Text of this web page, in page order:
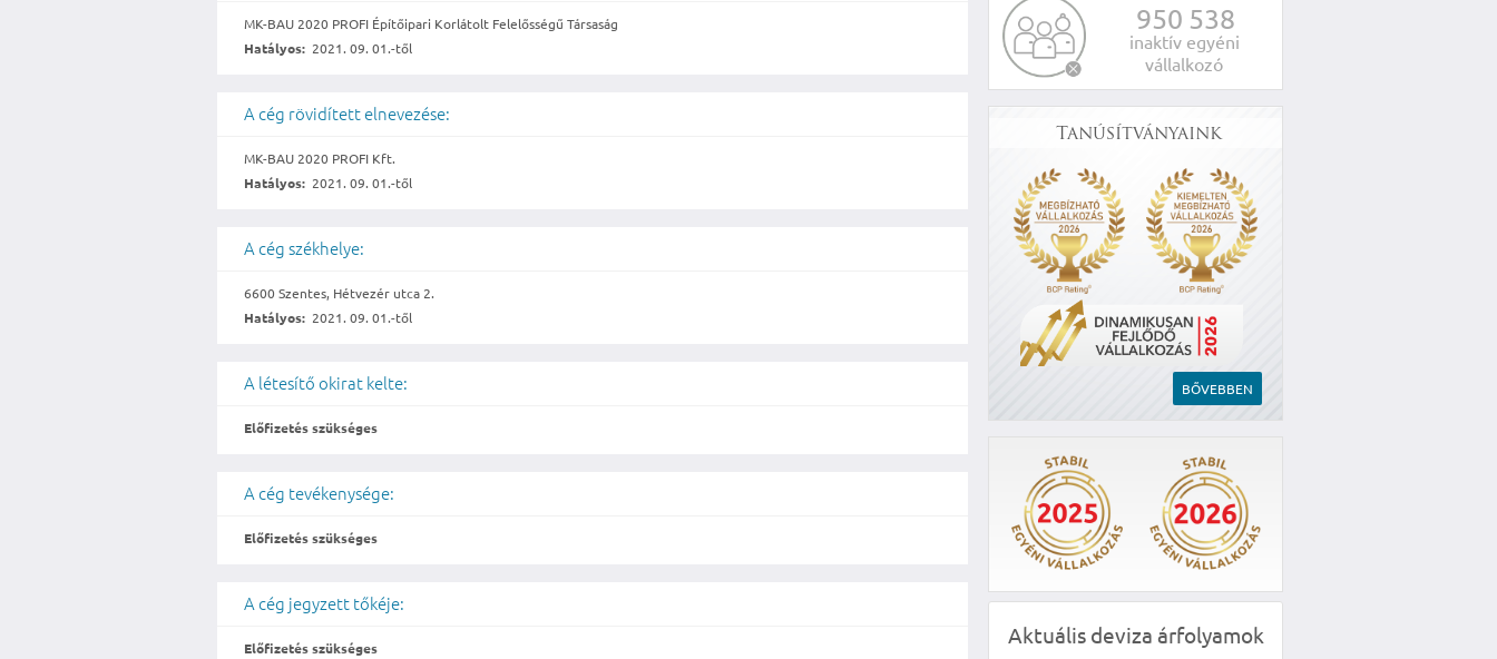
950 538
inaktív egyéni
vállalkozó
Tanúsítványaink
BŐVEBBEN
Aktuális deviza árfolyamok
MK-BAU 2020 PROFI Építőipari Korlátolt Felelősségű Társaság
Hatályos: 2021. 09. 01.-től
A cég rövidített elnevezése:
MK-BAU 2020 PROFI Kft.
Hatályos: 2021. 09. 01.-től
A cég székhelye:
6600 Szentes, Hétvezér utca 2.
Hatályos: 2021. 09. 01.-től
A létesítő okirat kelte:
Előfizetés szükséges
A cég tevékenysége:
Előfizetés szükséges
A cég jegyzett tőkéje:
Előfizetés szükséges